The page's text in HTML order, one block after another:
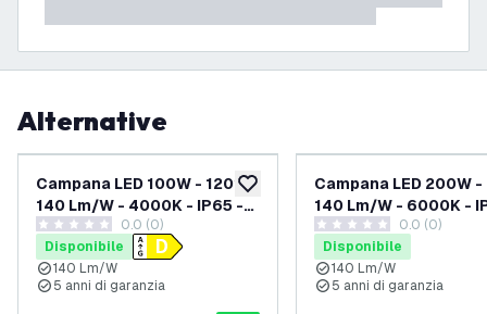
Alternative
aggiungi alla lista desideri
Campana LED 100W - 120° -
140 Lm/W - 4000K - IP65 -
Dimmerabile Dali - 5 anni di
garanzia
0 stelle di valutazione
0.0 (0)
Disponibile
140 Lm/W
5 anni di garanzia
Campana LED 200W -
140 Lm/W - 6000K -
Dimmerabile Dali - 5
garanzia
0 stelle di valutazione
0.0 (0)
Disponibile
140 Lm/W
5 anni di garanzia